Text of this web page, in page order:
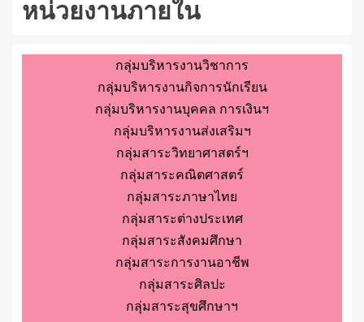
หน่วยงานภายใน
กลุ่มบริหารงานวิชาการ
กลุ่มบริหารงานกิจการนักเรียน
กลุ่มบริหารงานบุคคล การเงินฯ
กลุ่มบริหารงานส่งเสริมฯ
กลุ่มสาระวิทยาศาสตร์ฯ
กลุ่มสาระคณิตศาสตร์
กลุ่มสาระภาษาไทย
กลุ่มสาระต่างประเทศ
กลุ่มสาระสังคมศึกษา
กลุ่มสาระการงานอาชีพ
กลุ่มสาระศิลปะ
กลุ่มสาระสุขศึกษาฯ